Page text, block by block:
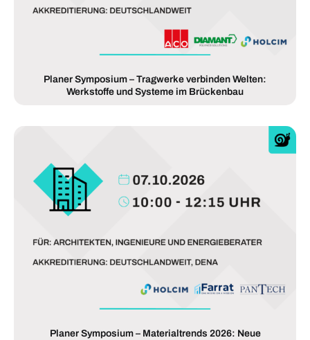
Planer Symposium – Tragwerke verbinden Welten:
Werkstoffe und Systeme im Brückenbau
Planer Symposium – Materialtrends 2026: Neue